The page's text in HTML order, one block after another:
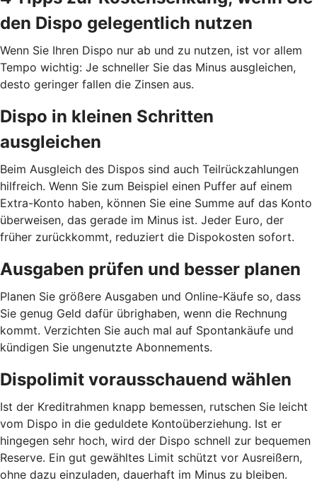
den Dispo gelegentlich nutzen
Wenn Sie Ihren Dispo nur ab und zu nutzen, ist vor allem
Tempo wichtig: Je schneller Sie das Minus ausgleichen,
desto geringer fallen die Zinsen aus.
Dispo in kleinen Schritten
ausgleichen
Beim Ausgleich des Dispos sind auch Teilrückzahlungen
hilfreich. Wenn Sie zum Beispiel einen Puffer auf einem
Extra-Konto haben, können Sie eine Summe auf das Konto
überweisen, das gerade im Minus ist. Jeder Euro, der
früher zurückkommt, reduziert die Dispokosten sofort.
Ausgaben prüfen und besser planen
Planen Sie größere Ausgaben und Online-Käufe so, dass
Sie genug Geld dafür übrighaben, wenn die Rechnung
kommt. Verzichten Sie auch mal auf Spontankäufe und
kündigen Sie ungenutzte Abonnements.
Dispolimit vorausschauend wählen
Ist der Kreditrahmen knapp bemessen, rutschen Sie leicht
vom Dispo in die geduldete Kontoüberziehung. Ist er
hingegen sehr hoch, wird der Dispo schnell zur bequemen
Reserve. Ein gut gewähltes Limit schützt vor Ausreißern,
ohne dazu einzuladen, dauerhaft im Minus zu bleiben.